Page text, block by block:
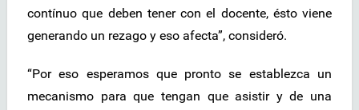
contínuo que deben tener con el docente, ésto viene
generando un rezago y eso afecta”, consideró.
“Por eso esperamos que pronto se establezca un
mecanismo para que tengan que asistir y de una